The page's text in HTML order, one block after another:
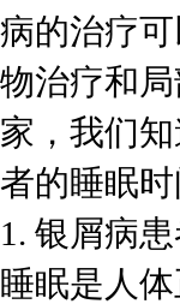
病的治疗
物治疗和
家，我们
者的睡眠
1. 银屑病
睡眠是人